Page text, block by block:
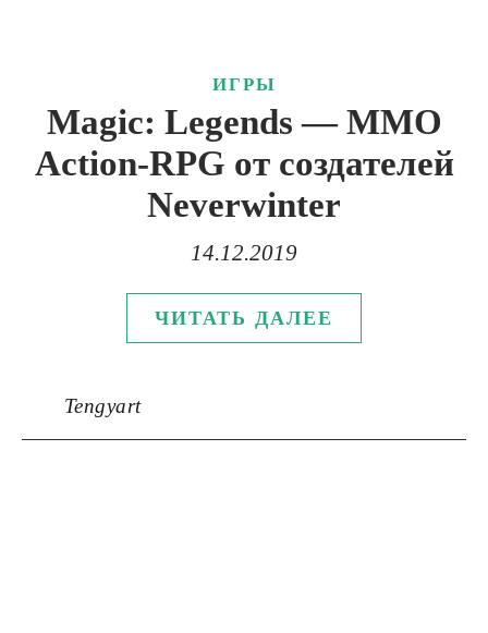
ИГРЫ
Magic: Legends — MMO
Action-RPG от создателей
Neverwinter
14.12.2019
ЧИТАТЬ ДАЛЕЕ
Tengyart